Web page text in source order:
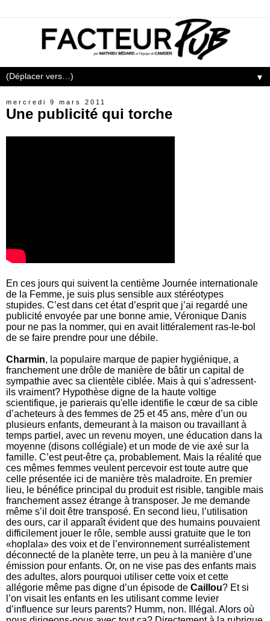
▼
mercredi 9 mars 2011
Une publicité qui torche
En ces jours qui suivent la centième Journée internationale
de la Femme, je suis plus sensible aux stéréotypes
stupides. C’est dans cet état d’esprit que j’ai regardé une
publicité envoyée par une bonne amie, Véronique Danis
pour ne pas la nommer, qui en avait littéralement ras-le-bol
de se faire prendre pour une débile.
Charmin, la populaire marque de papier hygiénique, a
franchement une drôle de manière de bâtir un capital de
sympathie avec sa clientèle ciblée. Mais à qui s’adressent-
ils vraiment? Hypothèse digne de la haute voltige
scientifique, je parierais qu'elle identifie le cœur de sa cible
d’acheteurs à des femmes de 25 et 45 ans, mère d’un ou
plusieurs enfants, demeurant à la maison ou travaillant à
temps partiel, avec un revenu moyen, une éducation dans la
moyenne (disons collégiale) et un mode de vie axé sur la
famille. C’est peut-être ça, probablement. Mais la réalité que
ces mêmes femmes veulent percevoir est toute autre que
celle présentée ici de manière très maladroite. En premier
lieu, le bénéfice principal du produit est risible, tangible mais
franchement assez étrange à transposer. Je me demande
même s’il doit être transposé. En second lieu, l’utilisation
des ours, car il apparaît évident que des humains pouvaient
difficilement jouer le rôle, semble aussi gratuite que le ton
«hoplala» des voix et de l’environnement surréalistement
déconnecté de la planète terre, un peu à la manière d’une
émission pour enfants. Or, on ne vise pas des enfants mais
des adultes, alors pourquoi utiliser cette voix et cette
allégorie même pas digne d’un épisode de Caillou? Et si
l’on visait les enfants en les utilisant comme levier
d’influence sur leurs parents? Humm, non. Illégal. Alors où